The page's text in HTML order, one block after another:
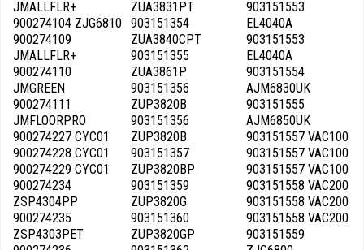
JMALLFLR+
900274104 ZJG6810
900274109
JMALLFLR+
900274110
JMGREEN
900274111
JMFLOORPRO
900274227 CYC01
900274228 CYC01
900274229 CYC01
900274234
ZSP4304PP
900274235
ZSP4303PET
ZUA3831PT
903151354
ZUA3840CPT
903151355
ZUA3861P
903151356
ZUP3820B
903151356
ZUP3820B
903151357
ZUP3820BP
903151359
ZUP3820G
903151360
ZUP3820GP
903151553
EL4040A
903151553
EL4040A
903151554
AJM6830UK
903151555
AJM6850UK
903151557 VAC100
903151557 VAC100
903151557 VAC100
903151558 VAC200
903151558 VAC200
903151558 VAC200
903151559